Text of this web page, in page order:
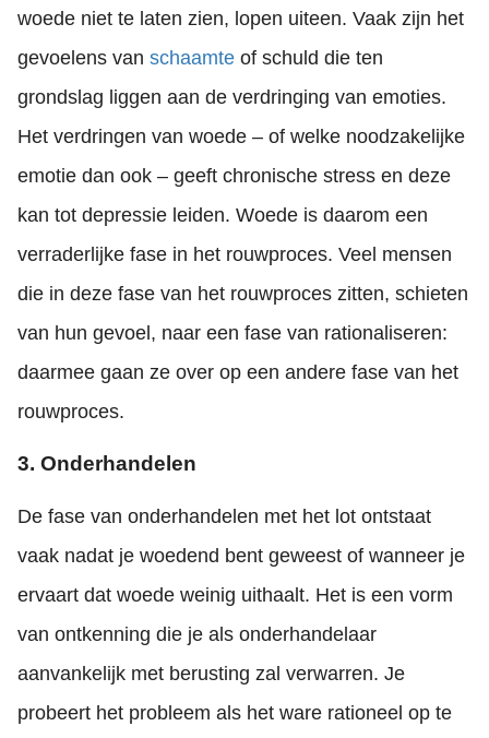
woede niet te laten zien, lopen uiteen. Vaak zijn het
gevoelens van schaamte of schuld die ten
grondslag liggen aan de verdringing van emoties.
Het verdringen van woede – of welke noodzakelijke
emotie dan ook – geeft chronische stress en deze
kan tot depressie leiden. Woede is daarom een
verraderlijke fase in het rouwproces. Veel mensen
die in deze fase van het rouwproces zitten, schieten
van hun gevoel, naar een fase van rationaliseren:
daarmee gaan ze over op een andere fase van het
rouwproces.
3. Onderhandelen
De fase van onderhandelen met het lot ontstaat
vaak nadat je woedend bent geweest of wanneer je
ervaart dat woede weinig uithaalt. Het is een vorm
van ontkenning die je als onderhandelaar
aanvankelijk met berusting zal verwarren. Je
probeert het probleem als het ware rationeel op te